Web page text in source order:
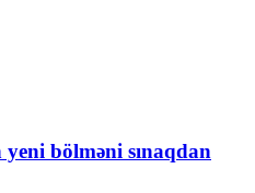
bölməni sınaqdan